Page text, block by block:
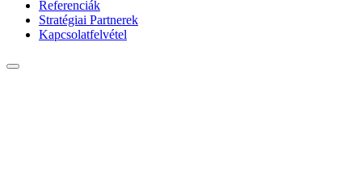
Referenciák
Stratégiai Partnerek
Kapcsolatfelvétel